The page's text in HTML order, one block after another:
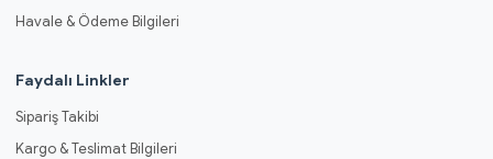
Havale & Ödeme Bilgileri
Faydalı Linkler
Sipariş Takibi
Kargo & Teslimat Bilgileri